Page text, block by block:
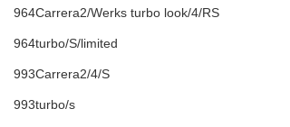
964Carrera2/Werks turbo look/4/RS
964turbo/S/limited
993Carrera2/4/S
993turbo/s